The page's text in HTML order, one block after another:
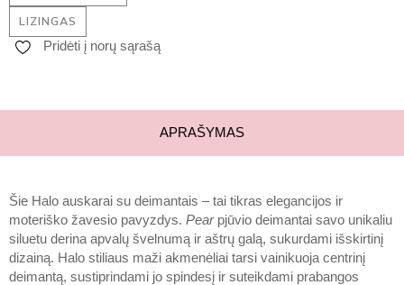
LIZINGAS
Pridėti į norų sąrašą
APRAŠYMAS
Šie Halo auskarai su deimantais – tai tikras elegancijos ir
moteriško žavesio pavyzdys. Pearpjūvio deimantai savo unikaliu
siluetu derina apvalų švelnumą ir aštrų galą, sukurdami išskirtinį
dizainą. Halo stiliaus maži akmenėliai tarsi vainikuoja centrinį
deimantą, sustiprindami jo spindesį ir suteikdami prabangos